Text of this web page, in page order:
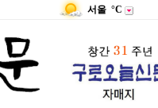
서울 °C